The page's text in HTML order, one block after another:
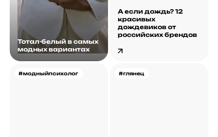
Тотал-белый в самых
модных вариантах
А если дождь? 12
красивых
дождевиков от
российских брендов
#модныйпсихолог #глянец